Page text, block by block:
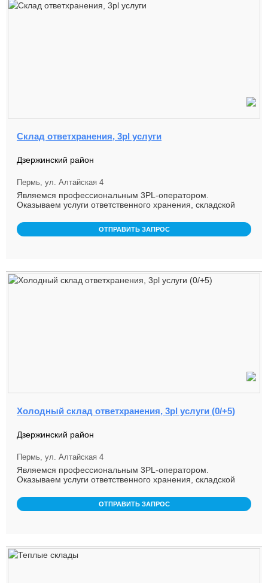
Склад ответхранения, 3pl услуги
Дзержинский район
Пермь, ул. Алтайская 4
Являемся профессиональным 3PL-оператором.
Оказываем услуги ответственного хранения, складской
ОТПРАВИТЬ ЗАПРОС
Холодный склад ответхранения, 3pl услуги (0/+5)
Дзержинский район
Пермь, ул. Алтайская 4
Являемся профессиональным 3PL-оператором.
Оказываем услуги ответственного хранения, складской
ОТПРАВИТЬ ЗАПРОС